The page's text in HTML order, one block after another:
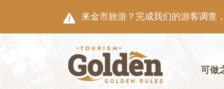
来金市旅游？完成我们的游客调查
可做